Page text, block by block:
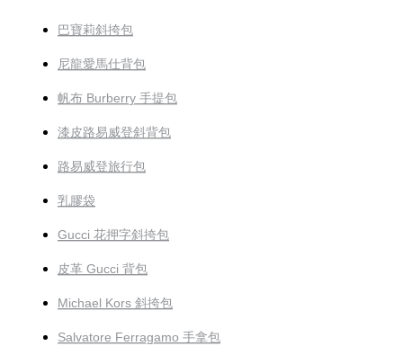
巴寶莉斜挎包
尼龍愛馬仕背包
帆布 Burberry 手提包
漆皮路易威登斜背包
路易威登旅行包
乳膠袋
Gucci 花押字斜挎包
皮革 Gucci 背包
Michael Kors 斜挎包
Salvatore Ferragamo 手拿包